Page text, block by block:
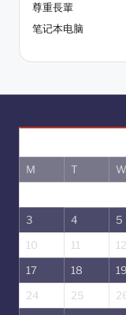
尊重長輩
笔记本电脑
M T W
3
4 5
10
11 12
17
18 19
24
25